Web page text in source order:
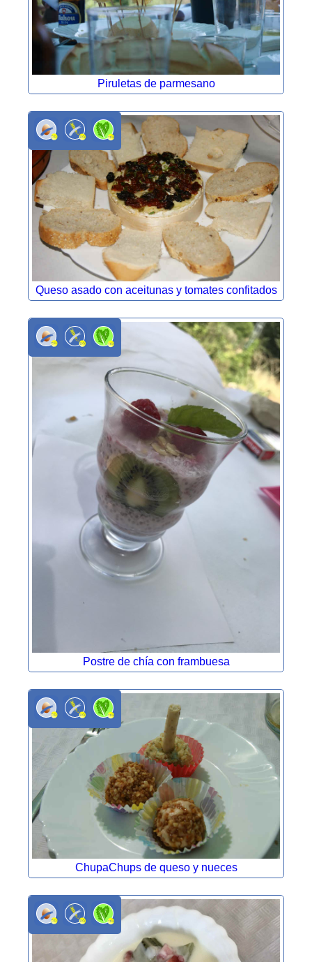
Piruletas de parmesano
Queso asado con aceitunas y tomates confitados
Postre de chía con frambuesa
ChupaChups de queso y nueces